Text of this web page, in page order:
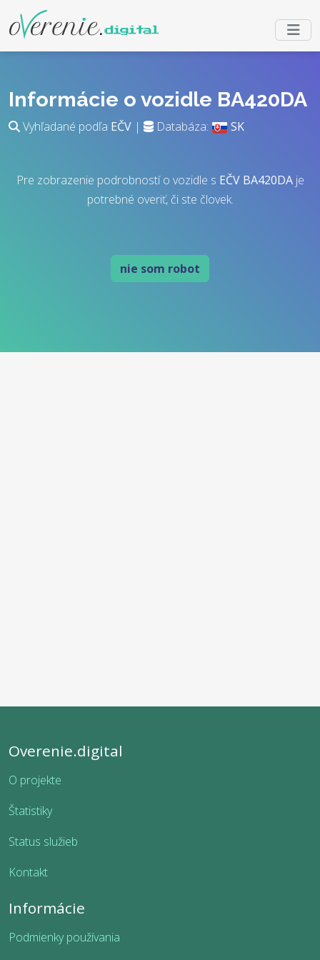
Informácie o vozidle BA420DA
Vyhľadané podľa EČV | Databáza: SK
Pre zobrazenie podrobností o vozidle s EČV BA420DAje
potrebné overiť, či ste človek.
nie som robot
Overenie.digital
O projekte
Štatistiky
Status služieb
Kontakt
Informácie
Podmienky používania